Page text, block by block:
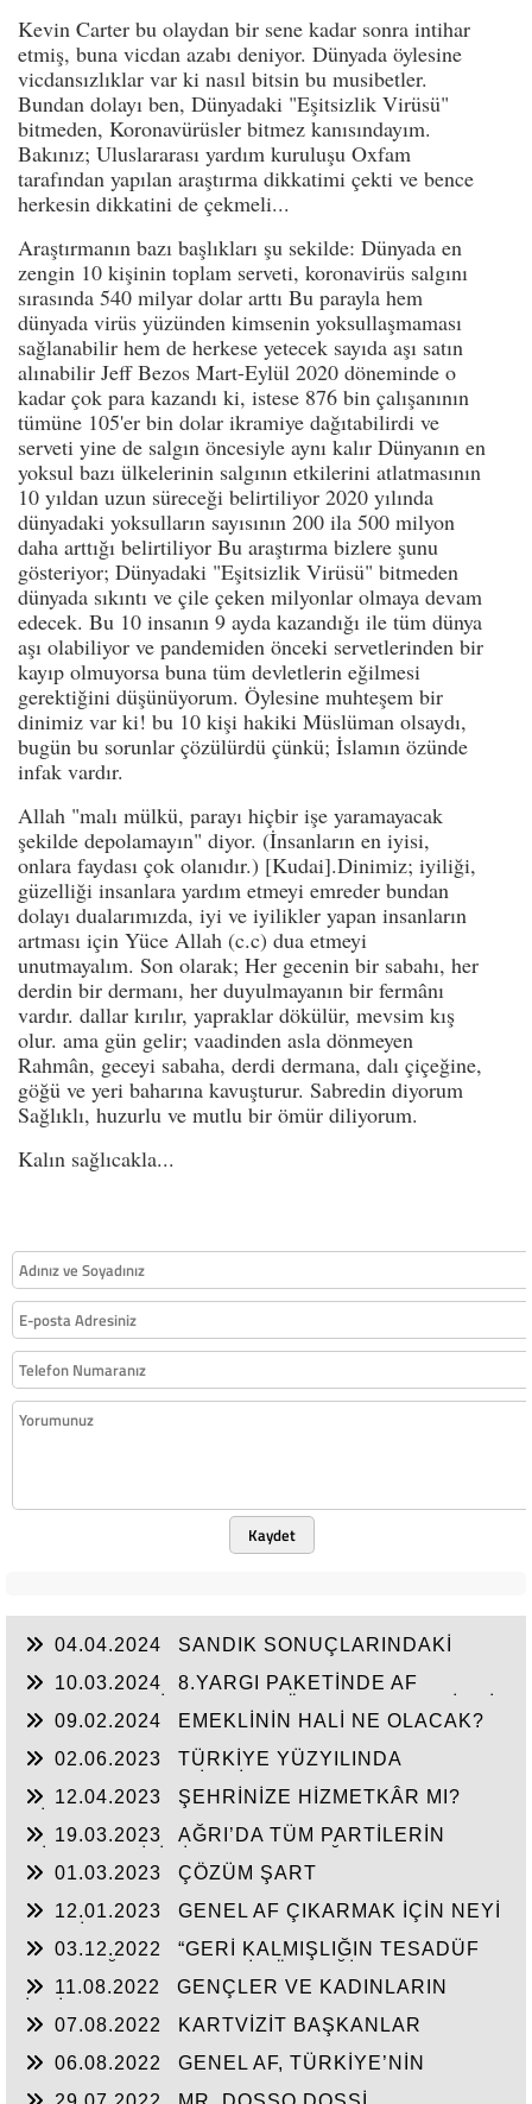
Kevin Carter bu olaydan bir sene kadar sonra intihar
etmiş, buna vicdan azabı deniyor. Dünyada öylesine
vicdansızlıklar var ki nasıl bitsin bu musibetler.
Bundan dolayı ben, Dünyadaki "Eşitsizlik Virüsü"
bitmeden, Koronavürüsler bitmez kanısındayım.
Bakınız; Uluslararası yardım kuruluşu Oxfam
tarafından yapılan araştırma dikkatimi çekti ve bence
herkesin dikkatini de çekmeli...
Araştırmanın bazı başlıkları şu sekilde: Dünyada en
zengin 10 kişinin toplam serveti, koronavirüs salgını
sırasında 540 milyar dolar arttı Bu parayla hem
dünyada virüs yüzünden kimsenin yoksullaşmaması
sağlanabilir hem de herkese yetecek sayıda aşı satın
alınabilir Jeff Bezos Mart-Eylül 2020 döneminde o
kadar çok para kazandı ki, istese 876 bin çalışanının
tümüne 105'er bin dolar ikramiye dağıtabilirdi ve
serveti yine de salgın öncesiyle aynı kalır Dünyanın en
yoksul bazı ülkelerinin salgının etkilerini atlatmasının
10 yıldan uzun süreceği belirtiliyor 2020 yılında
dünyadaki yoksulların sayısının 200 ila 500 milyon
daha arttığı belirtiliyor Bu araştırma bizlere şunu
gösteriyor; Dünyadaki "Eşitsizlik Virüsü" bitmeden
dünyada sıkıntı ve çile çeken milyonlar olmaya devam
edecek. Bu 10 insanın 9 ayda kazandığı ile tüm dünya
aşı olabiliyor ve pandemiden önceki servetlerinden bir
kayıp olmuyorsa buna tüm devletlerin eğilmesi
gerektiğini düşünüyorum. Öylesine muhteşem bir
dinimiz var ki! bu 10 kişi hakiki Müslüman olsaydı,
bugün bu sorunlar çözülürdü çünkü; İslamın özünde
infak vardır.
Allah "malı mülkü, parayı hiçbir işe yaramayacak
şekilde depolamayın" diyor. (İnsanların en iyisi,
onlara faydası çok olanıdır.) [Kudai].Dinimiz; iyiliği,
güzelliği insanlara yardım etmeyi emreder bundan
dolayı dualarımızda, iyi ve iyilikler yapan insanların
artması için Yüce Allah (c.c) dua etmeyi
unutmayalım. Son olarak; Her gecenin bir sabahı, her
derdin bir dermanı, her duyulmayanın bir fermânı
vardır. dallar kırılır, yapraklar dökülür, mevsim kış
olur. ama gün gelir; vaadinden asla dönmeyen
Rahmân, geceyi sabaha, derdi dermana, dalı çiçeğine,
göğü ve yeri baharına kavuşturur. Sabredin diyorum
Sağlıklı, huzurlu ve mutlu bir ömür diliyorum.
Kalın sağlıcakla...
Kaydet
04.04.2024
SANDIK SONUÇLARINDAKİ
10.03.2024
8.YARGI PAKETİNDE AF
09.02.2024
EMEKLİNİN HALİ NE OLACAK?
02.06.2023
TÜRKİYE YÜZYILINDA
İLE İKİNCİ BİR ŞANS VERİLMELİ
12.04.2023
ŞEHRİNİZE HİZMETKÂR MI?
19.03.2023
AĞRI’DA TÜM PARTİLERİN
OLMALI!
01.03.2023
ÇÖZÜM ŞART
12.01.2023
GENEL AF ÇIKARMAK İÇİN NEYİ
03.12.2022
“GERİ KALMIŞLIĞIN TESADÜF
DOĞUBAYAZIT’TIR.”
11.08.2022
GENÇLER VE KADINLARIN
DESTEKLEYECEK PROJELERE İMZA
ATABİLECEK DERNEKLERE İHTİYAÇ VAR!
07.08.2022
KARTVİZİT BAŞKANLAR
06.08.2022
GENEL AF, TÜRKİYE’NİN